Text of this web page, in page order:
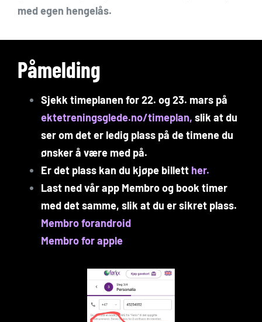
med egen hengelås.
Påmelding
Sjekk timeplanen for 22. og 23. mars på
ektetreningsglede.no/timeplan, slik at du
ser om det er ledig plass på de timene du
ønsker å være med på.
Er det plass kan du kjøpe billett her.
Last ned vår app Membro og book timer
med det samme, slik at du er sikret plass.
Membro forandroid
Membro for apple